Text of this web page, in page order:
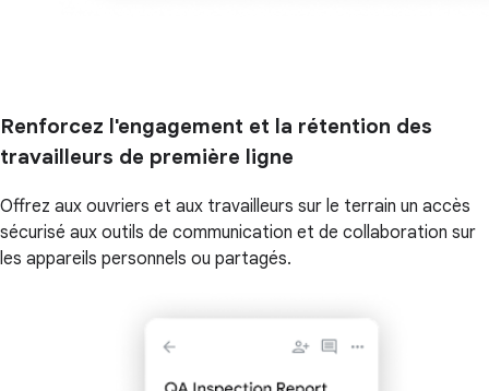
Renforcez l'engagement et la rétention des
travailleurs de première ligne
Offrez aux ouvriers et aux travailleurs sur le terrain un accès
sécurisé aux outils de communication et de collaboration sur
les appareils personnels ou partagés.